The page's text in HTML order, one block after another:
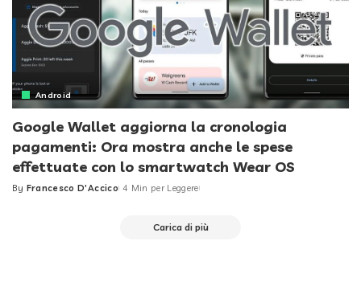
Android
Google Wallet aggiorna la cronologia
pagamenti: Ora mostra anche le spese
effettuate con lo smartwatch Wear OS
Posted
By Francesco D'Accico 4 Min per Leggere
Carica di più